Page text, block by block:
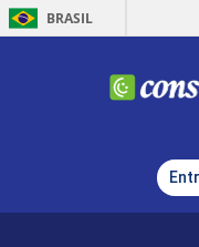
BRASIL